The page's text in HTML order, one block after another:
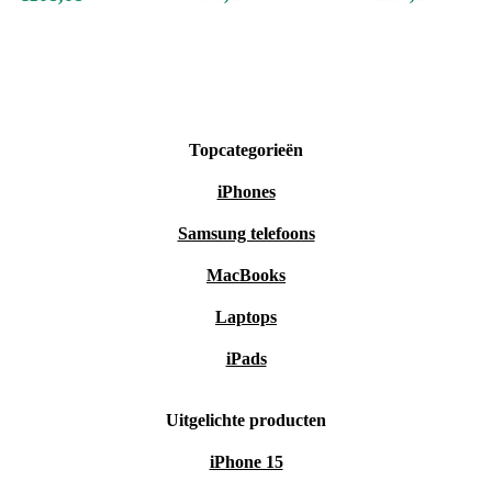
Professioneel gecontroleerd en grondig gereinigd
refurbished Apple AirPods 4. Gen en ervaar ultieme
Topcategorieën
iPhones
Samsung telefoons
MacBooks
Laptops
iPads
Uitgelichte producten
iPhone 15